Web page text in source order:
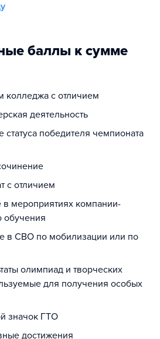
баллы к сумме
колледжа с отличием
деятельность
статуса победителя чемпионата
с отличием
в мероприятиях компании-
обучения
в СВО по мобилизации или по
олимпиад и творческих
для получения особых
значок ГТО
достижения